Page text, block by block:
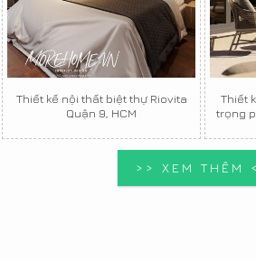
Thiết kế nội thất biệt thự Riovita
Quận 9, HCM
Thiết
trọng
>> XEM THÊM